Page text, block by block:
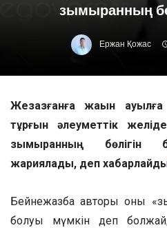
зымыранның
Ержан Қожас
Жезқазғанға жақын
тұрғын әлеуметтік
зымыранның бөлігін
жариялады, деп
Бейнежазба авторы оны
болуы мүмкін деп